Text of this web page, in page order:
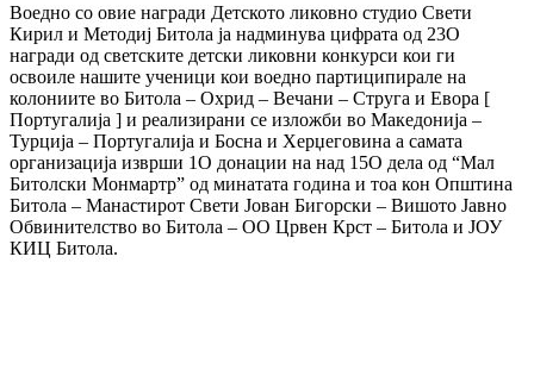
Воедно со овие награди Детското ликовно студио Свети
Кирил и Методиј Битола ја надминува цифрата од 23О
награди од светските детски ликовни конкурси кои ги
освоиле нашите ученици кои воедно партиципирале на
колониите во Битола – Охрид – Вечани – Струга и Евора [
Португалија ] и реализирани се изложби во Македонија –
Турција – Португалија и Босна и Херџеговина а самата
организација изврши 1О донации на над 15О дела од “Мал
Битолски Монмартр” од минатата година и тоа кон Општина
Битола – Манастирот Свети Јован Бигорски – Вишото Јавно
Обвинителство во Битола – ОО Црвен Крст – Битола и ЈОУ
КИЦ Битола.